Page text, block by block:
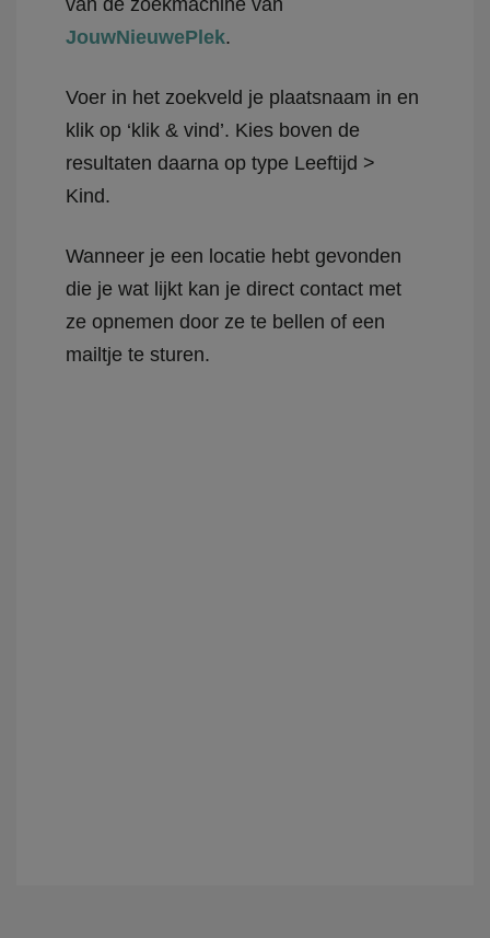
van de zoekmachine van
JouwNieuwePlek.
Voer in het zoekveld je plaatsnaam in en
klik op ‘klik & vind’. Kies boven de
resultaten daarna op type Leeftijd >
Kind.
Wanneer je een locatie hebt gevonden
die je wat lijkt kan je direct contact met
ze opnemen door ze te bellen of een
mailtje te sturen.